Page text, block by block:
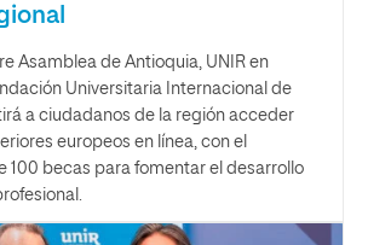
Asamblea de Antioquia, UNIR en
Universitaria Internacional de
a ciudadanos de la región acceder
europeos en línea, con el
100 becas para fomentar el desarrollo